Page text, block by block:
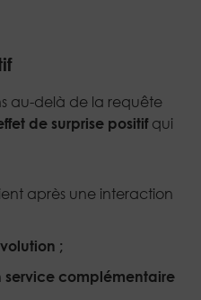
au-delà de la requête
de surprise positif qui
après une interaction
;
service complémentaire